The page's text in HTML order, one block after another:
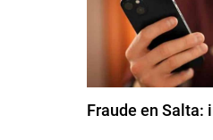
Fraude en Salta: